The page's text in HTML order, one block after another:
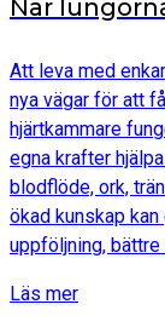
När
Att leva med
nya vägar för att
hjärtkammare
egna krafter
blodflöde, ork,
ökad kunskap
uppföljning,
Läs mer